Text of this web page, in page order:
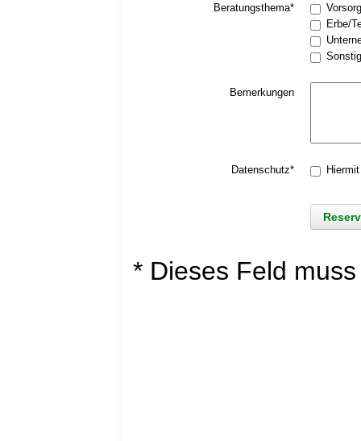
Beratungsthema*
Erbe/
Bemerkungen
Datenschutz*
* Dieses Feld